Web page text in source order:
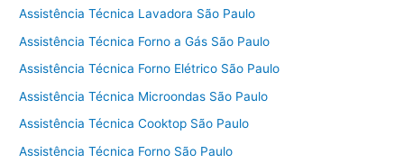
Assistência Técnica Lavadora São Paulo
Assistência Técnica Forno a Gás São Paulo
Assistência Técnica Forno Elétrico São Paulo
Assistência Técnica Microondas São Paulo
Assistência Técnica Cooktop São Paulo
Assistência Técnica Forno São Paulo